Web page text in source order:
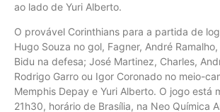
ao lado de Yuri Alberto.
O provável Corinthians para a partida de
Hugo Souza no gol, Fagner, André
Bidu na defesa; José Martinez, Charles,
Rodrigo Garro ou Igor Coronado no meio-
Memphis Depay e Yuri Alberto. O jogo está
21h30, horário de Brasília, na Neo Química